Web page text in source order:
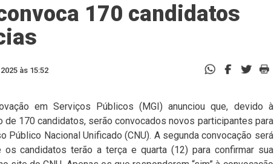
170 candidatos
às 15:52
em Serviços Públicos (MGI) anunciou que, devido à
170 candidatos, serão convocados novos participantes para
Público Nacional Unificado (CNU). A segunda convocação será
candidatos terão a terça e quarta (12) para confirmar sua